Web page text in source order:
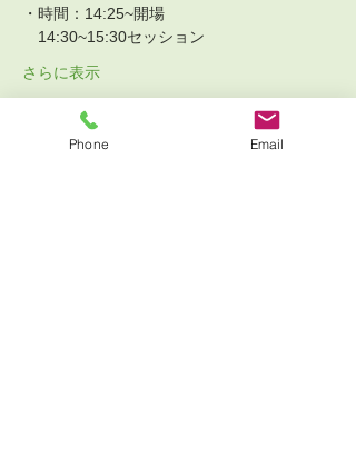
・時間：14:25~開場
14:30~15:30セッション
さらに表示
チケット詳細
Phone Email